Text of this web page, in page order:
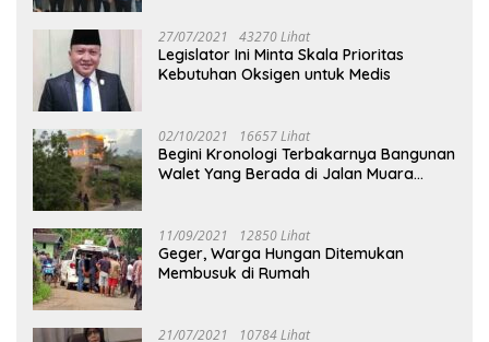
27/07/2021 43270 Lihat
Legislator Ini Minta Skala Prioritas
Kebutuhan Oksigen untuk Medis
02/10/2021 16657 Lihat
Begini Kronologi Terbakarnya Bangunan
Walet Yang Berada di Jalan Muara
11/09/2021 12850 Lihat
Geger, Warga Hungan Ditemukan
Membusuk di Rumah
21/07/2021 10784 Lihat